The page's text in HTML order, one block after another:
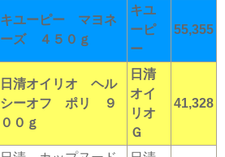
キユーピー マヨネ
ーズ ４５０ｇ
キユ
ーピ
ー
55,355
日清オイリオ ヘル
シーオフ ポリ ９
００ｇ
日清
オイ
リオ
Ｇ
41,328